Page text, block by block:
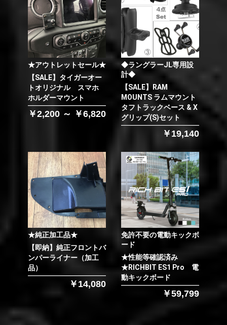
★アウトレットセール★
【SALE】タイガーオー
トオリジナル スマホ
ホルダーマウント
￥2,200 ～ ￥6,820
◆ラングラーJL専用設
計◆
【SALE】RAM
MOUNTS ラムマウント
タフトラックベース & X
グリップ(S)セット
￥19,140
★純正加工品★
【即納】純正フロントバ
ンパーライナー（加工
品）
￥14,080
免許不要の電動キックボ
ード
★性能等確認済み
★RICHBIT ES1 Pro 電
動キックボード
￥59,799